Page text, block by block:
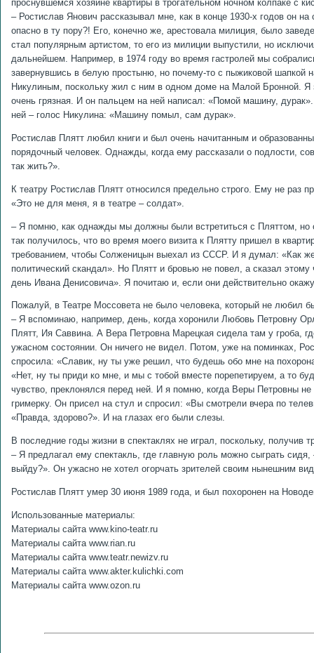
проснувшемся хозяине квартиры в трогательном ночном колпаке с
– Ростислав Янович рассказывал мне, как в конце 1930-х годов он
опасно в ту пору?! Его, конечно же, арестовала милиция, было
стал популярным артистом, то его из милиции выпустили, но
дальнейшем. Например, в 1974 году во время гастролей мы
завернувшись в белую простыню, но почему-то с пыжиковой шапкой
Никулиным, поскольку жил с ним в одном доме на Малой Бронной.
очень грязная. И он пальцем на ней написал: «Помой машину,
ней – голос Никулина: «Машину помыл, сам дурак».
Ростислав Плятт любил книги и был очень начитанным и
порядочный человек. Однажды, когда ему рассказали о подлости,
так жить?».
К театру Ростислав Плятт относился предельно строго. Ему не раз
«Это не для меня, я в театре – солдат».
– Я помню, как однажды мы должны были встретиться с Пляттом, но
так получилось, что во время моего визита к Плятту пришел в
требованием, чтобы Солженицын выехал из СССР. И я думал: «Как же
политический скандал». Но Плятт и бровью не повел, а сказал
день Ивана Денисовича». Я почитаю и, если они действительно
Пожалуй, в Театре Моссовета не было человека, который не любил
– Я вспоминаю, например, день, когда хоронили Любовь Петровну
Плятт, Ия Саввина. А Вера Петровна Марецкая сидела там у гроба,
ужасном состоянии. Он ничего не видел. Потом, уже на поминках,
спросила: «Славик, ну ты уже решил, что будешь обо мне на
«Нет, ну ты приди ко мне, и мы с тобой вместе порепетируем, а то
чувство, преклонялся перед ней. И я помню, когда Веры Петровны
гримерку. Он присел на стул и спросил: «Вы смотрели вчера по
«Правда, здорово?». И на глазах его были слезы.
В последние годы жизни в спектаклях не играл, поскольку, получив
– Я предлагал ему спектакль, где главную роль можно сыграть
выйду?». Он ужасно не хотел огорчать зрителей своим нынешним
Ростислав Плятт умер 30 июня 1989 года, и был похоронен на
Использованные материалы:
Материалы сайта www.kino-teatr.ru
Материалы сайта www.rian.ru
Материалы сайта www.teatr.newizv.ru
Материалы сайта www.akter.kulichki.com
Материалы сайта www.ozon.ru